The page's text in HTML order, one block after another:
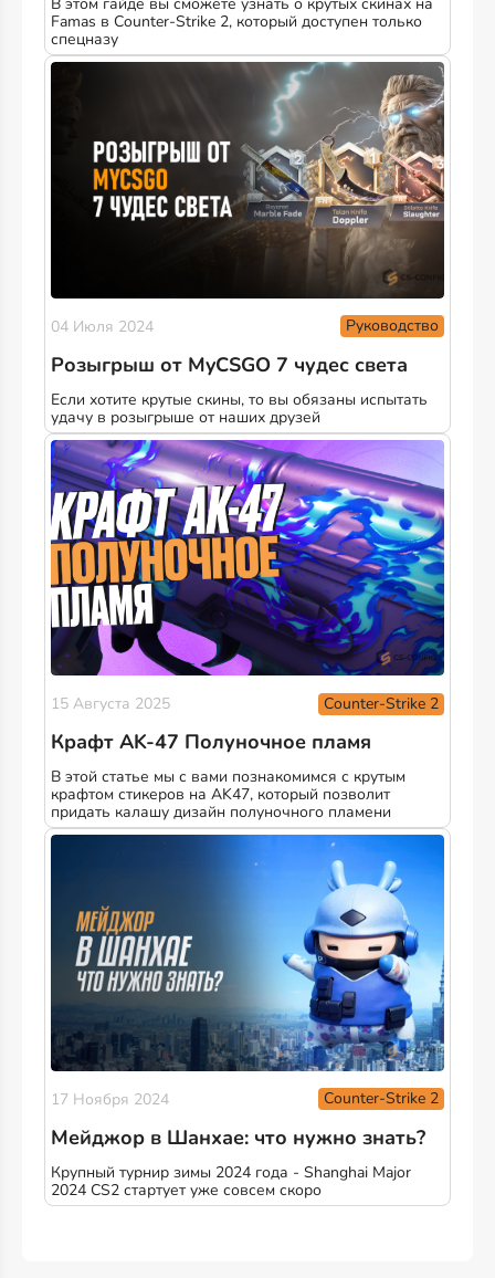
Famas в Counter-Strike 2, который доступен только
спецназу
04 Июля 2024 Руководство
Розыгрыш от MyCSGO 7 чудес света
Если хотите крутые скины, то вы обязаны испытать
удачу в розыгрыше от наших друзей
15 Августа 2025 Counter-Strike 2
Крафт AK-47 Полуночное пламя
В этой статье мы с вами познакомимся с крутым
крафтом стикеров на AK47, который позволит
придать калашу дизайн полуночного пламени
17 Ноября 2024 Counter-Strike 2
Мейджор в Шанхае: что нужно знать?
Крупный турнир зимы 2024 года - Shanghai Major
2024 CS2 стартует уже совсем скоро